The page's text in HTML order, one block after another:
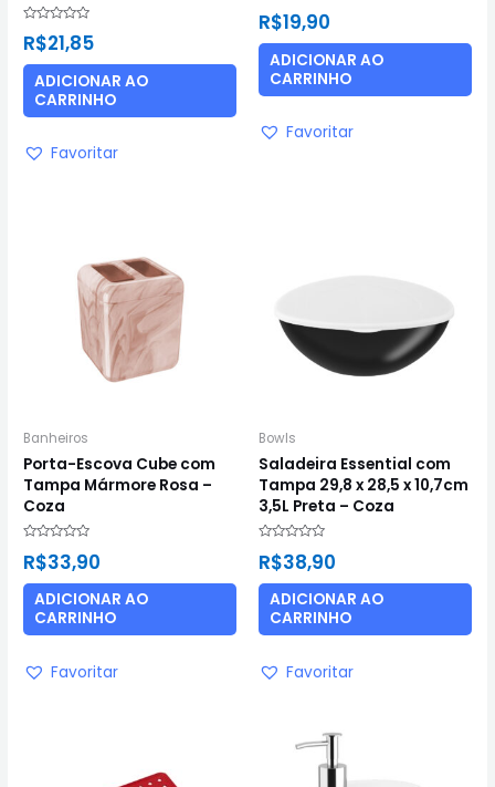
0
5
R$21,85
ADICIONAR AO
CARRINHO
Favoritar
0
5
R$19,90
ADICIONAR AO
CARRINHO
Favoritar
Banheiros
Porta-Escova Cube com
Tampa Mármore Rosa –
Coza
0
5
R$33,90
ADICIONAR AO
CARRINHO
Favoritar
Bowls
Saladeira Essential com
Tampa 29,8 x 28,5 x 10,7cm
3,5L Preta – Coza
0
5
R$38,90
ADICIONAR AO
CARRINHO
Favoritar